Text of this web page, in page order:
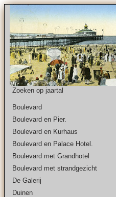
Zoeken op jaartal
Boulevard
Boulevard en Pier.
Boulevard en Kurhaus
Boulevard en Palace Hotel.
Boulevard met Grandhotel
Boulevard met strandgezicht
De Galerij
Duinen